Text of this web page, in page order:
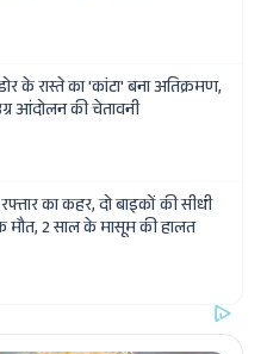
के रास्ते का 'कांटा' बना अतिक्रमण,
आंदोलन की चेतावनी
का कहर, दो बाइकों की सीधी
मौत, 2 साल के मासूम की हालत